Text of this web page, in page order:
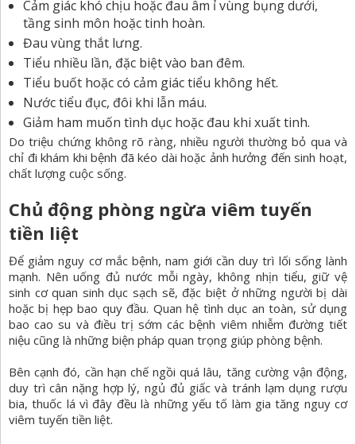
Cảm giác khó chịu hoặc đau âm ỉ vùng bụng dưới,
tầng sinh môn hoặc tinh hoàn.
Đau vùng thắt lưng.
Tiểu nhiều lần, đặc biệt vào ban đêm.
Tiểu buốt hoặc có cảm giác tiểu không hết.
Nước tiểu đục, đôi khi lẫn máu.
Giảm ham muốn tình dục hoặc đau khi xuất tinh.
Do triệu chứng không rõ ràng, nhiều người thường bỏ qua và
chỉ đi khám khi bệnh đã kéo dài hoặc ảnh hưởng đến sinh hoạt,
chất lượng cuộc sống.
Chủ động phòng ngừa viêm tuyến
tiền liệt
Để giảm nguy cơ mắc bệnh, nam giới cần duy trì lối sống lành
mạnh. Nên uống đủ nước mỗi ngày, không nhịn tiểu, giữ vệ
sinh cơ quan sinh dục sạch sẽ, đặc biệt ở những người bị dài
hoặc bị hẹp bao quy đầu. Quan hệ tình dục an toàn, sử dụng
bao cao su và điều trị sớm các bệnh viêm nhiễm đường tiết
niệu cũng là những biện pháp quan trọng giúp phòng bệnh.
Bên cạnh đó, cần hạn chế ngồi quá lâu, tăng cường vận động,
duy trì cân nặng hợp lý, ngủ đủ giấc và tránh lạm dụng rượu
bia, thuốc lá vì đây đều là những yếu tố làm gia tăng nguy cơ
viêm tuyến tiền liệt.